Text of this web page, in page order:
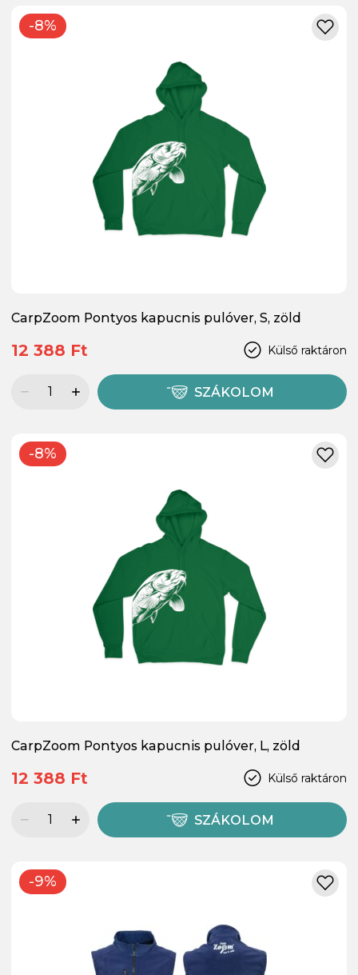
-8%
CarpZoom Pontyos kapucnis pulóver, S, zöld
Külső raktáron
12 388 Ft
SZÁKOLOM
-8%
CarpZoom Pontyos kapucnis pulóver, L, zöld
Külső raktáron
12 388 Ft
SZÁKOLOM
-9%